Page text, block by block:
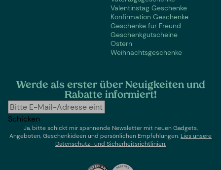
Valentinstag Geschenke
Konfirmation Geschenke
Geschenke für Freund
Geschenkgutscheine
Ostern
Weihnachtsgeschenke
Werde als erster über Neuigkeiten und
Rabatte informiert!
Schicken
Ja, bitte schickt mir spannende Newsletter mit neuen Gadgets,
Angeboten, Geschenkideen und persönlichen Empfehlungen. Lies unsere
Datenschutz- und Sicherheitsrichtlinien.